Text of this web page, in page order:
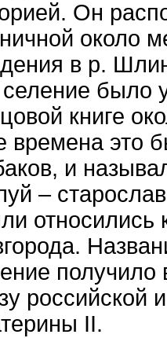
Он
около
в р.
селение было
книге
времена это
и
–
относились
получило
российской
II.